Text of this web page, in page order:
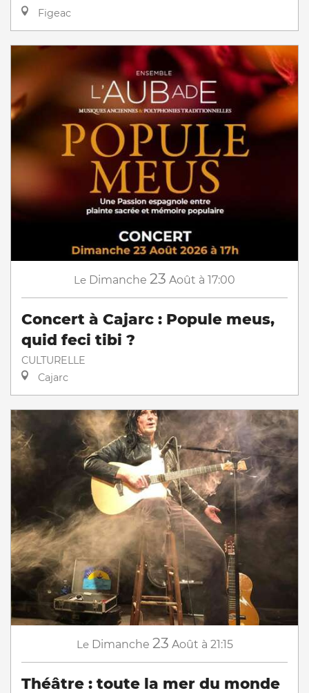
Figeac
Le Dimanche 23 Août à 17:00
Concert à Cajarc : Popule meus,
quid feci tibi ?
CULTURELLE
Cajarc
Le Dimanche 23 Août à 21:15
Théâtre : toute la mer du monde